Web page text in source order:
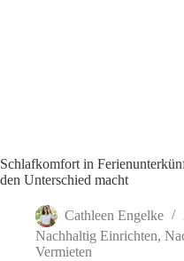
Schlafkomfort in
den Unterschied macht
Cathleen Engelke
Nachhaltig Einrichten,
Vermieten